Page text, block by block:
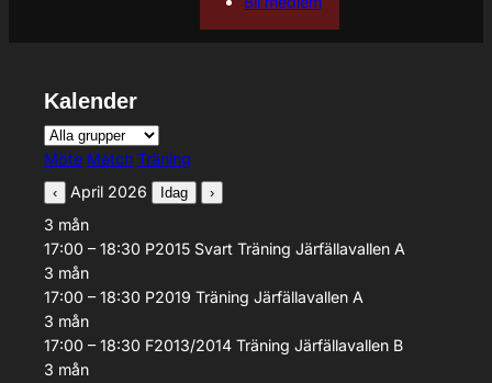
Kalender
Grupp
Aktivitetstyp
Möte Match Träning
‹ April 2026 Idag ›
3 mån
17:00 – 18:30 P2015 Svart Träning Järfällavallen A
3 mån
17:00 – 18:30 P2019 Träning Järfällavallen A
3 mån
17:00 – 18:30 F2013/2014 Träning Järfällavallen B
3 mån